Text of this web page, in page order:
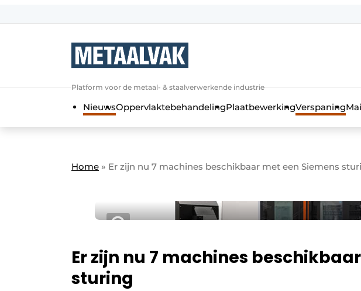
Algemene voorwaarden
Direct contact
Home
Nieuwsbrief
Privacy / Cookie statement
Vacature aanmelden
Platform voor de metaal- & staalverwerkende industrie
NieuwsOppervlaktebehandelingPlaatbewerkingVerspaning
Home » Er zijn nu 7 machines beschikbaar met een Siemens
Er zijn nu 7 machines
sturing